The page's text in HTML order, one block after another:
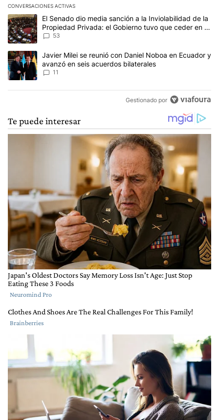
CONVERSACIONES ACTIVAS
Este listado muestra los artículos con más comentarios en los
Un artículo de tendencia con el título "El Senado dio media
El Senado dio media sanción a la Inviolabilidad de la
Propiedad Privada: el Gobierno tuvo que ceder en la
Ley del Manejo del Fuego
53
Un artículo de tendencia con el título "Javier Milei se reunió con
Javier Milei se reunió con Daniel Noboa en Ecuador y
avanzó en seis acuerdos bilaterales
11
Gestionado por